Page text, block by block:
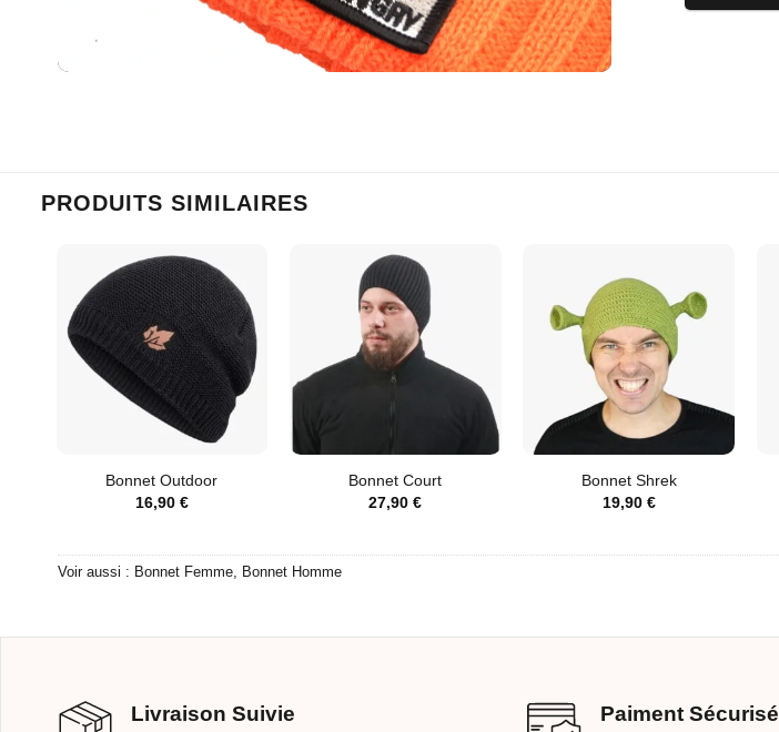
PRODUITS SIMILAIRES
Bonnet Outdoor
16,90 €
Bonnet Court
27,90€
Bonnet Shrek
19,90 €
Voir aussi : Bonnet Femme, Bonnet Homme
Livraison Suivie Paiment Sécurisé